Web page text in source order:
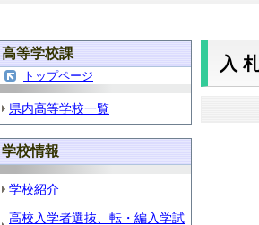
高等学校課
トップページ
県内高等学校一覧
学校情報
学校紹介
高校入学者選抜、転・編入学試
入